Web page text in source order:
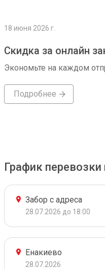
18 июня 2026 г.
Скидка за онлайн
Экономьте на каждом
Подробнее
График
Забор с адреса
28.07.2026 до 18:00
Енакиево
28.07.2026